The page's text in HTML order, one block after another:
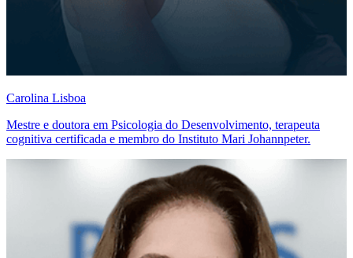
Carolina Lisboa
Mestre e doutora em Psicologia do Desenvolvimento, terapeuta
cognitiva certificada e membro do Instituto Mari Johannpeter.